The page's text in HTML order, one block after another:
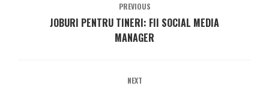
PREVIOUS
JOBURI PENTRU TINERI: FII SOCIAL MEDIA
MANAGER
NEXT